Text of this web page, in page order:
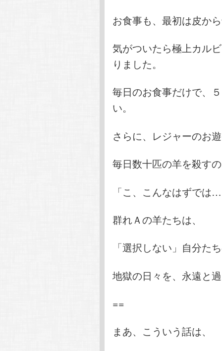
お食事も、最初は皮か
気がついたら極上カル
りました。
毎日のお食事だけで、
い。
さらに、レジャーのお
毎日数十匹の羊を殺す
「こ、こんなはずで
群れＡの羊たちは、
「選択しない」自分た
地獄の日々を、永遠と
==
まあ、こういう話は、